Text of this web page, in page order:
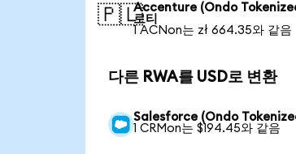
🇵🇱Accenture (Ondo
로티
1 ACNon는 zł 664.35와 같음
다른 RWA를 USD로 변환
Salesforce (Ondo
1 CRMon는 $194.45와 같음